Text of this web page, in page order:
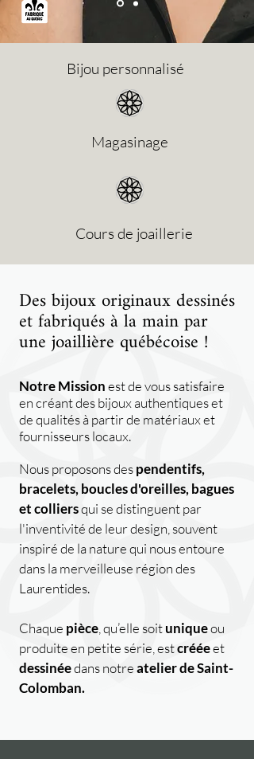
Bijou personnalisé
Magasinage
Cours de joaillerie
Des bijoux originaux dessinés
et fabriqués à la main par
une joaillière québécoise !
Notre Missionest de vous satisfaire
en créant des bijoux authentiques et
de qualités à partir de matériaux et
fournisseurs locaux.
Nous proposons despendentifs,
bracelets, boucles d'oreilles, bagues
et colliersqui se distinguent par
l'inventivité de leur design, souvent
inspiré de la nature qui nous entoure
dans la merveilleuse région des
Laurentides.
Chaque pièce, qu’elle soituniqueou
produite en petite série, estcrééeet
dessinéedans notreatelier de Saint-
Colomban.